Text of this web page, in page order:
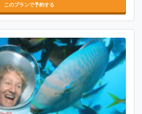
このプランで予約する